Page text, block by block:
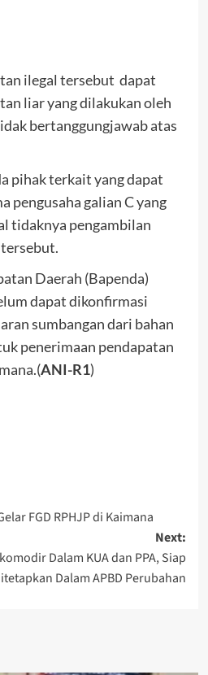
ilegal tersebut dapat
liar yang dilakukan oleh
bertanggungjawab atas
pihak terkait yang dapat
pengusaha galian C yang
tidaknya pengambilan
Daerah (Bapenda)
dapat dikonfirmasi
sumbangan dari bahan
penerimaan pendapatan
ANI-R1)
FGD RPHJP di Kaimana
Next:
Dalam KUA dan PPA, Siap
Dalam APBD Perubahan